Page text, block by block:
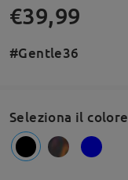
€39,99
#Gentle36
Seleziona il colore